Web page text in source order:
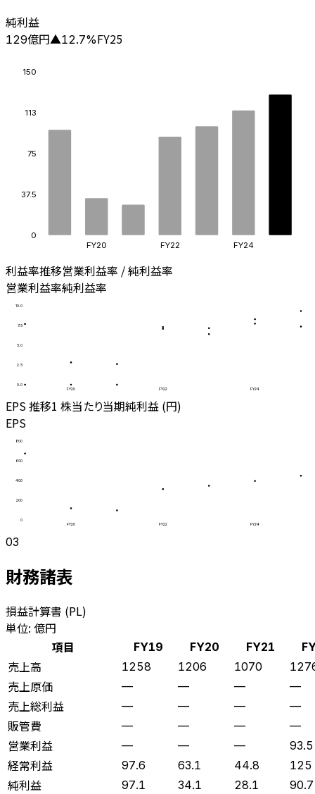
純利益
129億円▲12.7%FY25
0
37.5
75
113
150
FY20 FY22 FY24
利益率推移営業利益率 / 純利益率
営業利益率純利益率
0.0
2.5
5.0
7.5
10.0
FY20 FY22 FY24
EPS 推移1 株当たり当期純利益 (円)
EPS
0
200
400
600
800
FY20 FY22 FY24
03
財務諸表
損益計算書 (PL)
単位: 億円
項目
FY19 FY20 FY21
売上高 1258 1206 1070
売上原価 — — — —
売上総利益 — — — —
販管費 — — — —
営業利益 — — — 93.5
経常利益 97.6 63.1 44.8 125
純利益 97.1 34.1 28.1 90.7